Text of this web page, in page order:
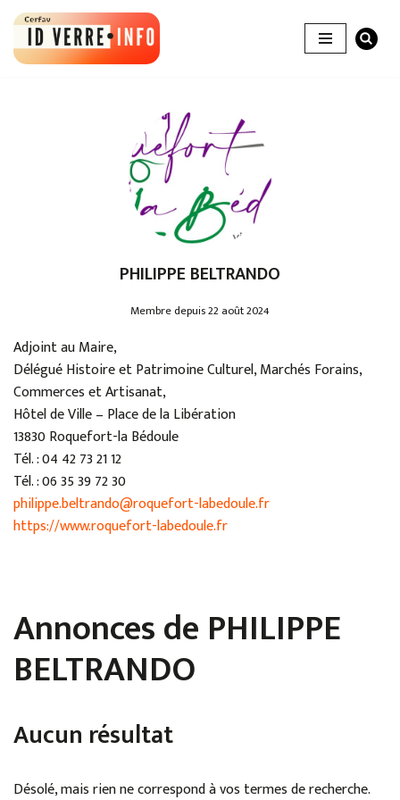
Aller
au
PHILIPPE BELTRANDO
Membre depuis 22 août 2024
Adjoint au Maire,
Délégué Histoire et Patrimoine Culturel, Marchés Forains,
Commerces et Artisanat,
Hôtel de Ville – Place de la Libération
13830 Roquefort-la Bédoule
Tél. : 04 42 73 21 12
Tél. : 06 35 39 72 30
philippe.beltrando@roquefort-labedoule.fr
https://www.roquefort-labedoule.fr
Annonces de PHILIPPE
BELTRANDO
Aucun résultat
Désolé, mais rien ne correspond à vos termes de recherche.